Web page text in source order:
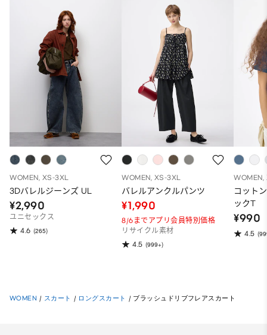
WOMEN, XS-3XL
3Dバレルジーンズ UL
¥2,990
ユニセックス
4.6 (265)
WOMEN, XS-3XL
バレルアンクルパンツ
¥1,990
8/6までアプリ会員特別価格
リサイクル素材
4.5 (999+)
WOMEN,
コット
ックT
¥990
4.5
WOMEN / スカート / ロングスカート / ブラッシュドリブフレアスカート